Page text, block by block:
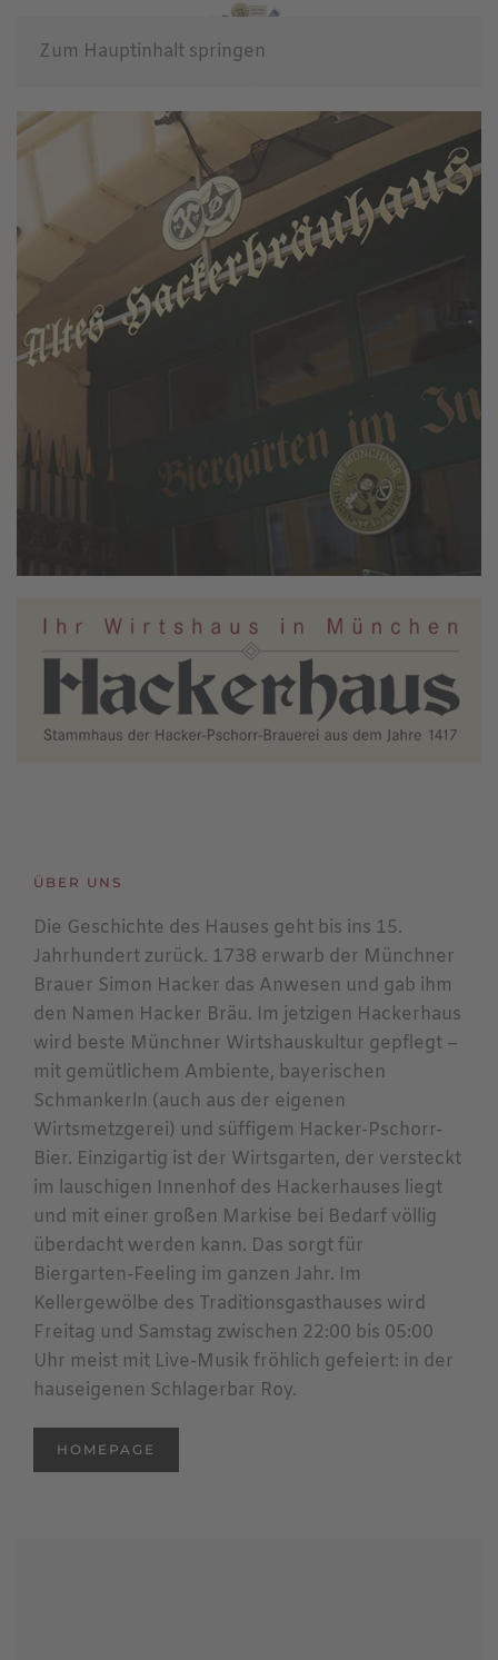
Zum Hauptinhalt springen
ÜBER UNS
Die Geschichte des Hauses geht bis ins 15.
Jahrhundert zurück. 1738 erwarb der Münchner
Brauer Simon Hacker das Anwesen und gab ihm
den Namen Hacker Bräu. Im jetzigen Hackerhaus
wird beste Münchner Wirtshauskultur gepflegt –
mit gemütlichem Ambiente, bayerischen
Schmankerln (auch aus der eigenen
Wirtsmetzgerei) und süffigem Hacker-Pschorr-
Bier. Einzigartig ist der Wirtsgarten, der versteckt
im lauschigen Innenhof des Hackerhauses liegt
und mit einer großen Markise bei Bedarf völlig
überdacht werden kann. Das sorgt für
Biergarten-Feeling im ganzen Jahr. Im
Kellergewölbe des Traditionsgasthauses wird
Freitag und Samstag zwischen 22:00 bis 05:00
Uhr meist mit Live-Musik fröhlich gefeiert: in der
hauseigenen Schlagerbar Roy.
HOMEPAGE